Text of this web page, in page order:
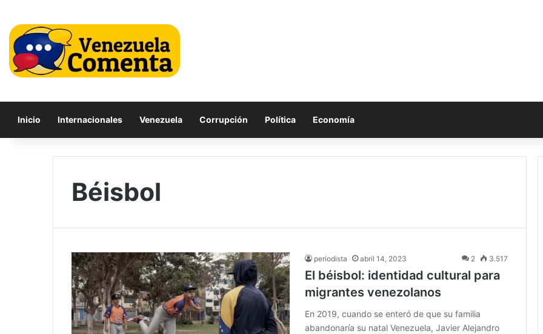
Inicio Internacionales Venezuela Corrupción Política Economía
Béisbol
periodista abril 14, 2023 2 3.517
El béisbol: identidad cultural para
migrantes venezolanos
En 2019, cuando se enteró de que su familia
abandonaría su natal Venezuela, Javier Alejandro